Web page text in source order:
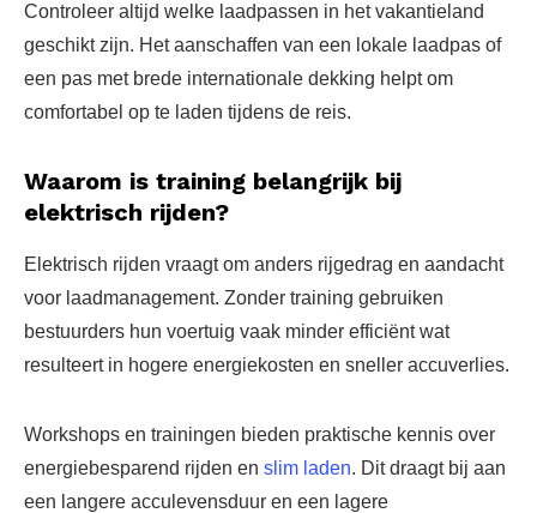
Controleer altijd welke laadpassen in het vakantieland
geschikt zijn. Het aanschaffen van een lokale laadpas of
een pas met brede internationale dekking helpt om
comfortabel op te laden tijdens de reis.
Waarom is training belangrijk bij
elektrisch rijden?
Elektrisch rijden vraagt om anders rijgedrag en aandacht
voor laadmanagement. Zonder training gebruiken
bestuurders hun voertuig vaak minder efficiënt wat
resulteert in hogere energiekosten en sneller accuverlies.
Workshops en trainingen bieden praktische kennis over
energiebesparend rijden en slim laden. Dit draagt bij aan
een langere acculevensduur en een lagere